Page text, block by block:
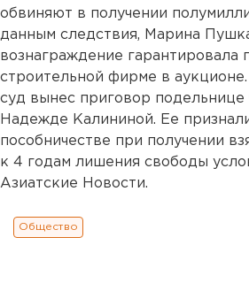
обвиняют в получении
данным следствия, Марина
вознаграждение гарантировала
строительной фирме в
суд вынес приговор подельнице
Надежде Калининой. Ее
пособничестве при получении
к 4 годам лишения свободы
Азиатские Новости.
Общество